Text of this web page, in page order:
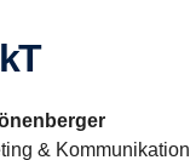
& Kommunikation